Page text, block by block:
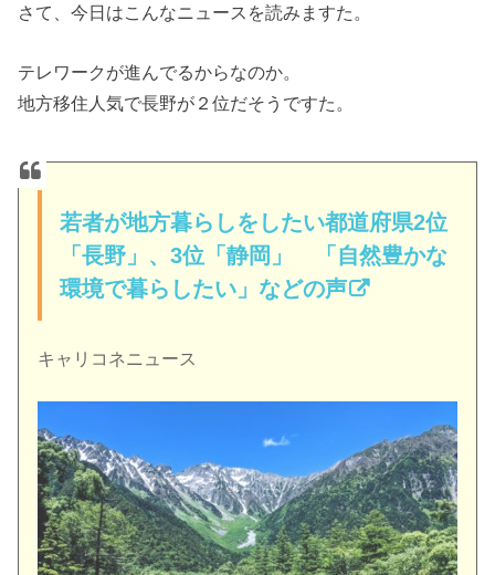
さて、今日はこんなニュースを読みますた。
テレワークが進んでるからなのか。
地方移住人気で長野が２位だそうですた。
若者が地方暮らしをしたい都道府県2位
「長野」、3位「静岡」 「自然豊かな
環境で暮らしたい」などの声
キャリコネニュース